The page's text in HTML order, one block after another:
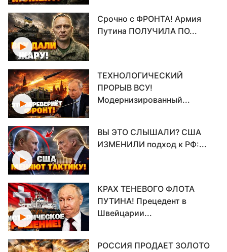
Срочно с ФРОНТА! Армия
Путина ПОЛУЧИЛА ПО...
ТЕХНОЛОГИЧЕСКИЙ
ПРОРЫВ ВСУ!
Модернизированный...
ВЫ ЭТО СЛЫШАЛИ? США
ИЗМЕНИЛИ подход к РФ:...
КРАХ ТЕНЕВОГО ФЛОТА
ПУТИНА! Прецедент в
Швейцарии...
РОССИЯ ПРОДАЕТ ЗОЛОТО